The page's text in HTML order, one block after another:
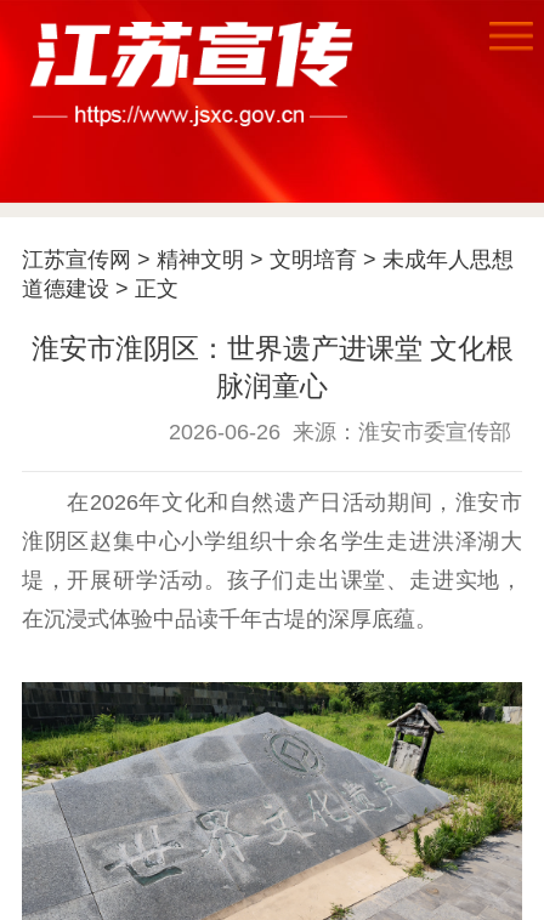
首页
公示公告
信息公开制度
信息公开指南
告
政策法规
工作动态
理论武装
哲学社科
社科强省 工作通知
成果集萃
江苏文脉
资料下载
新闻宣传
江苏宣传网 > 精神文明 > 文明培育> 未成年人思想
道德建设 > 正文
淮安市淮阴区：世界遗产进课堂 文化根
脉润童心
2026-06-26 来源：淮安市委宣传部
在2026年文化和自然遗产日活动期间，淮安市
淮阴区赵集中心小学组织十余名学生走进洪泽湖大
堤，开展研学活动。孩子们走出课堂、走进实地，
在沉浸式体验中品读千年古堤的深厚底蕴。